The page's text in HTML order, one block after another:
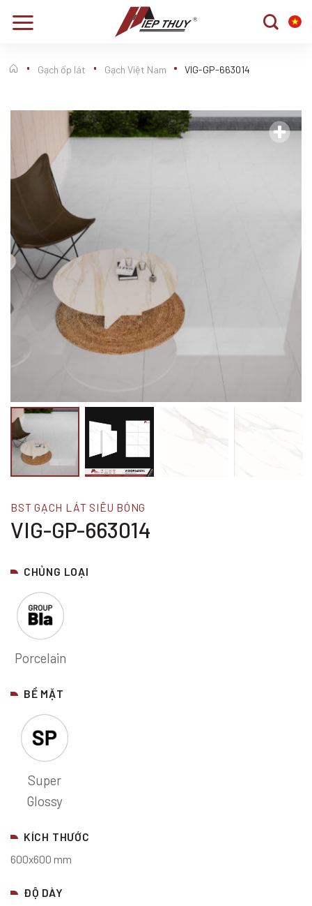
đến
dung
Gạch ốp lát Gạch Việt Nam VIG-GP-663014
BST GẠCH LÁT SIÊU BÓNG
VIG-GP-663014
CHỦNG LOẠI
Porcelain
BỀ MẶT
Super
Glossy
KÍCH THƯỚC
600x600 mm
ĐỘ DÀY